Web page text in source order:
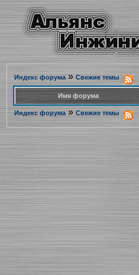
Индекс форума» Свежие темы
Имя форума
Индекс форума » Свежие темы